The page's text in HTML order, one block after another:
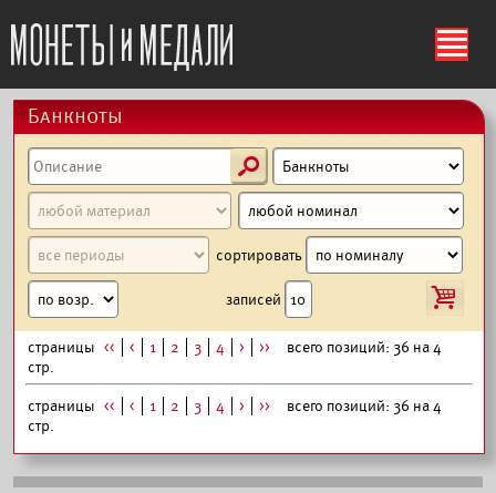
ś
Банкноты
s
сортировать
записей i
страницы << < 1 2 3 4 > >>
всего позиций: 36 на 4
стр.
страницы << < 1 2 3 4 > >>
всего позиций: 36 на 4
стр.